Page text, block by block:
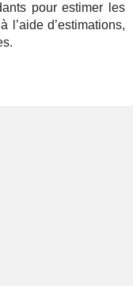
pour estimer les
l’aide d’estimations,